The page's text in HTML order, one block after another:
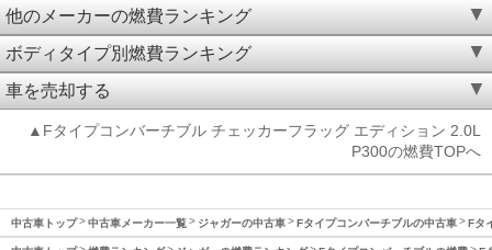
他のメーカーの燃費ランキング
ボディタイプ別燃費ランキング
車を売却する
▲Fタイプコンバーチブル チェッカーフラッグ エディション 2.0L
P300の燃費TOPへ
中古車トップ 中古車メーカー一覧 ジャガーの中古車 Fタイプコンバーチブルの中古車 Fタ